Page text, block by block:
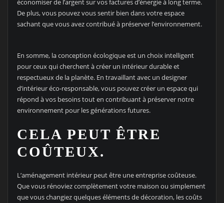
économiser de l’argent sur vos factures d’énergie à long terme.
De plus, vous pouvez vous sentir bien dans votre espace
sachant que vous avez contribué à préserver l’environnement.
En somme, la conception écologique est un choix intelligent
pour ceux qui cherchent à créer un intérieur durable et
respectueux de la planète. En travaillant avec un designer
d’intérieur éco-responsable, vous pouvez créer un espace qui
répond à vos besoins tout en contribuant à préserver notre
environnement pour les générations futures.
CELA PEUT ÊTRE
COÛTEUX.
L’aménagement intérieur peut être une entreprise coûteuse.
Que vous rénoviez complètement votre maison ou simplement
que vous changiez quelques éléments de décoration, les coûts